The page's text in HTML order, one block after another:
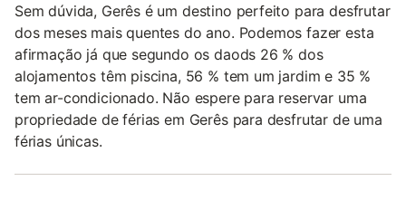
Sem dúvida, Gerês é um destino perfeito para desfrutar
dos meses mais quentes do ano. Podemos fazer esta
afirmação já que segundo os daods 26 % dos
alojamentos têm piscina, 56 % tem um jardim e 35 %
tem ar-condicionado. Não espere para reservar uma
propriedade de férias em Gerês para desfrutar de uma
férias únicas.